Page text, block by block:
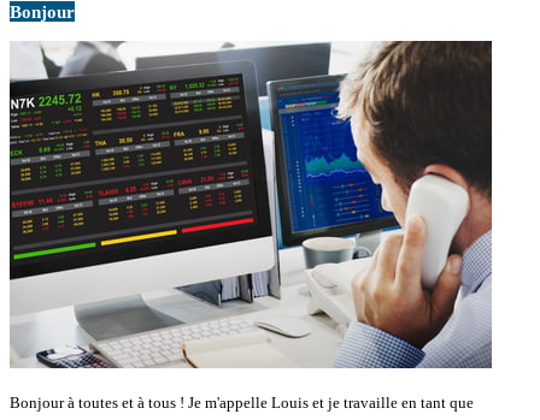
Bonjour
Bonjour à toutes et à tous ! Je m'appelle Louis et je travaille en tant que